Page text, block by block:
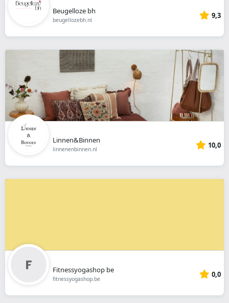
Beugelloze bh
beugellozebh.nl 9,3
Linnen&Binnen
linnenenbinnen.nl 10,0
Fitnessyogashop be
fitnessyogashop.be 0,0